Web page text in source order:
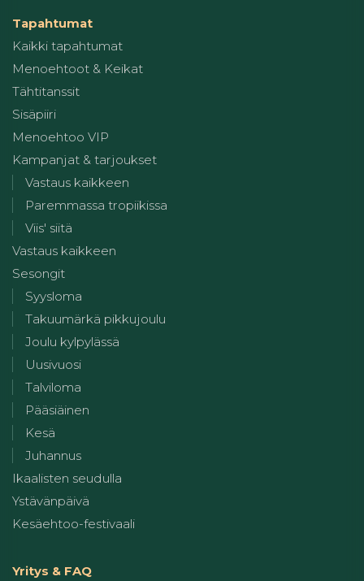
Tapahtumat
Kaikki tapahtumat
Menoehtoot & Keikat
Tähtitanssit
Sisäpiiri
Menoehtoo VIP
Kampanjat & tarjoukset
Vastaus kaikkeen
Paremmassa tropiikissa
Viis' siitä
Vastaus kaikkeen
Sesongit
Syysloma
Takuumärkä pikkujoulu
Joulu kylpylässä
Uusivuosi
Talviloma
Pääsiäinen
Kesä
Juhannus
Ikaalisten seudulla
Ystävänpäivä
Kesäehtoo-festivaali
Yritys & FAQ